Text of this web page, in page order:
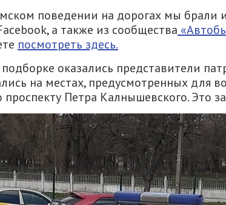
поведении на дорогах мы брали
а также из сообщества
посмотреть здесь.
оказались представители
на местах, предусмотренных для
проспекту Петра Калнышевского. Это